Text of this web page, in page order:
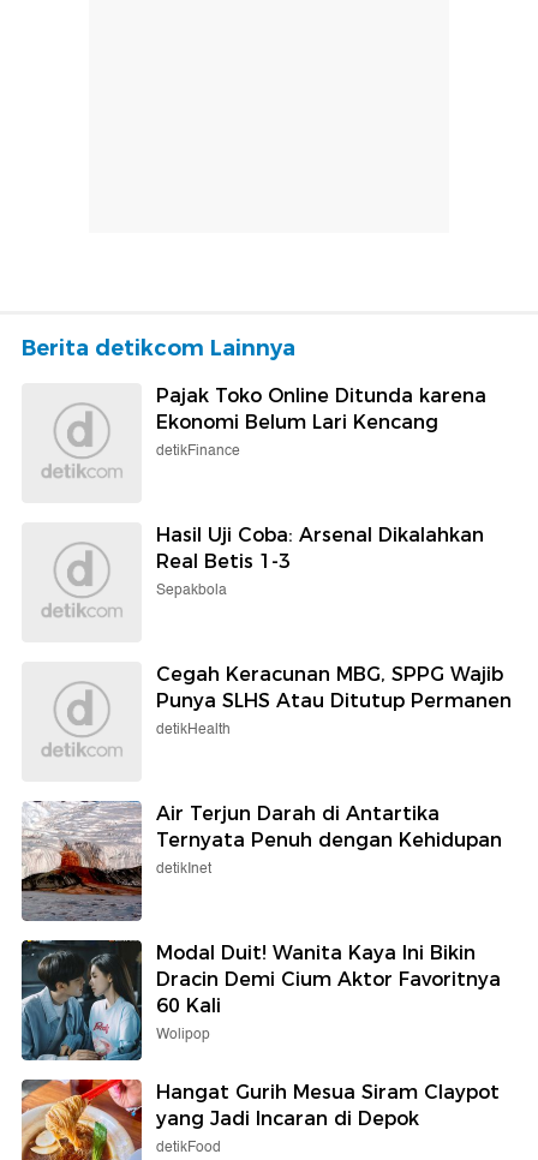
Berita detikcom Lainnya
Pajak Toko Online Ditunda karena
Ekonomi Belum Lari Kencang
detikFinance
Hasil Uji Coba: Arsenal Dikalahkan
Real Betis 1-3
Sepakbola
Cegah Keracunan MBG, SPPG Wajib
Punya SLHS Atau Ditutup Permanen
detikHealth
Air Terjun Darah di Antartika
Ternyata Penuh dengan Kehidupan
detikInet
Modal Duit! Wanita Kaya Ini Bikin
Dracin Demi Cium Aktor Favoritnya
60 Kali
Wolipop
Hangat Gurih Mesua Siram Claypot
yang Jadi Incaran di Depok
detikFood